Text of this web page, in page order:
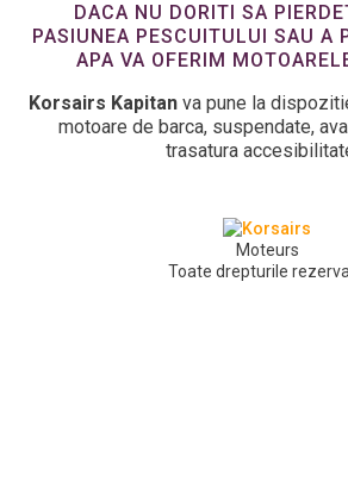
DACA NU DORITI SA
PASIUNEA PESCUITULUI SAU A
APA VA OFERIM
Korsairs Kapitanva pune la
motoare de barca, suspendate,
trasatura
Moteurs
Toate drepturile